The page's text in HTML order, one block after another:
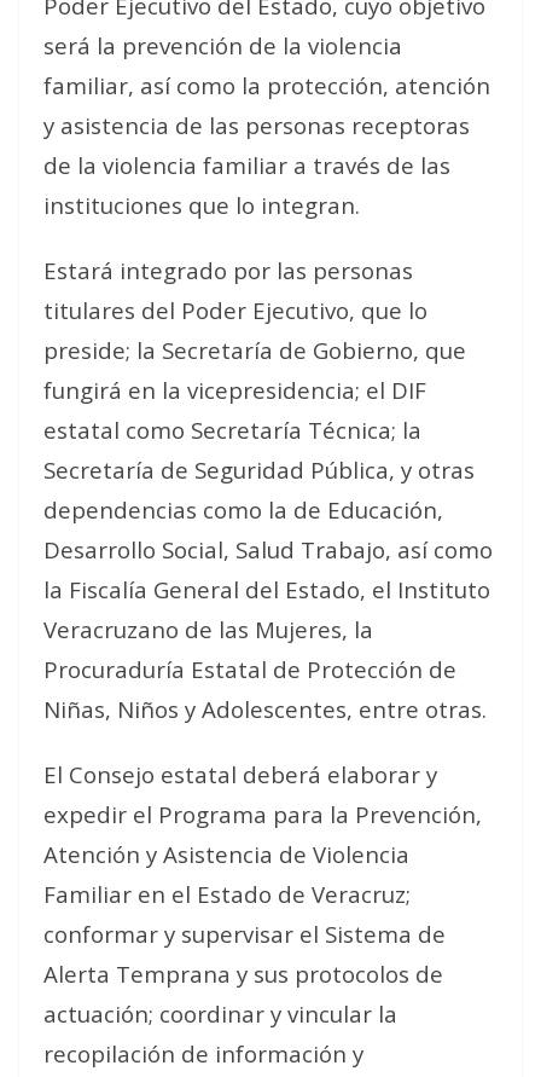
será la prevención de la violencia
familiar, así como la protección, atención
y asistencia de las personas receptoras
de la violencia familiar a través de las
instituciones que lo integran.
Estará integrado por las personas
titulares del Poder Ejecutivo, que lo
preside; la Secretaría de Gobierno, que
fungirá en la vicepresidencia; el DIF
estatal como Secretaría Técnica; la
Secretaría de Seguridad Pública, y otras
dependencias como la de Educación,
Desarrollo Social, Salud Trabajo, así como
la Fiscalía General del Estado, el Instituto
Veracruzano de las Mujeres, la
Procuraduría Estatal de Protección de
Niñas, Niños y Adolescentes, entre otras.
El Consejo estatal deberá elaborar y
expedir el Programa para la Prevención,
Atención y Asistencia de Violencia
Familiar en el Estado de Veracruz;
conformar y supervisar el Sistema de
Alerta Temprana y sus protocolos de
actuación; coordinar y vincular la
recopilación de información y